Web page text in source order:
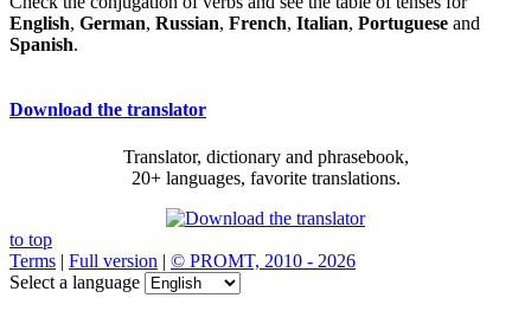
English, German, Russian, French, Italian, Portuguese and
Spanish.
Download the translator
Translator, dictionary and phrasebook,
20+ languages, favorite translations.
to top
Terms | Full version | © PROMT, 2010 - 2026
Select a language